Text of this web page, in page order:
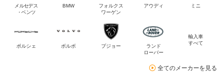
メルセデス
・ベンツ
BMW
フォルクス
ワーゲン
アウディ ミニ
ポルシェ ボルボ プジョー
ランド
ローバー
輸入車
すべて
全てのメーカーを見る